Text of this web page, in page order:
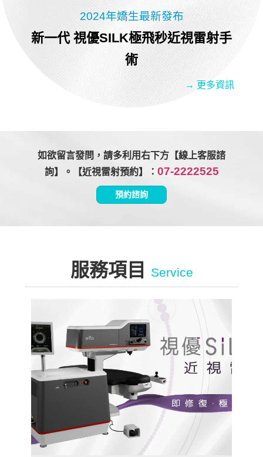
2024年嬌生最新發布
新一代 視優SILK極飛秒近視雷射手
術
→ 更多資訊
如欲留言發問，請多利用右下方【線上客服諮
詢】。【近視雷射預約】： 07-2222525
預約諮詢
服務項目 Service